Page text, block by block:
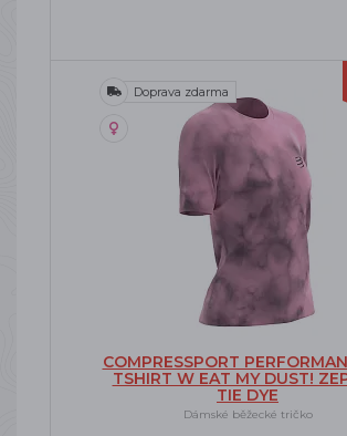
Doprava zdarma
COMPRESSPORT
TSHIRT W EAT MY DUST!
TIE DYE
Dámské běžecké tričko